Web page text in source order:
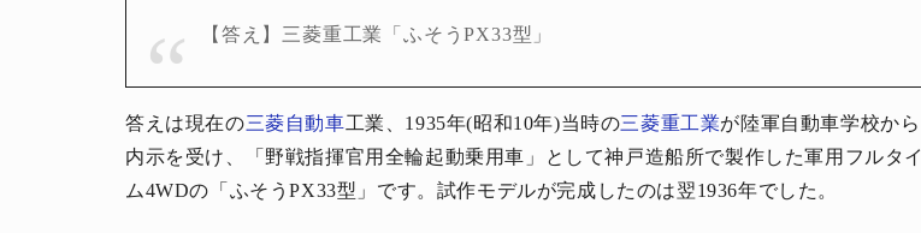
【答え】三菱重工業「ふそうPX33型」
答えは現在の三菱自動車工業、1935年(昭和10年)当時の三菱重工業が陸軍自動車学校から
内示を受け、「野戦指揮官用全輪起動乗用車」として神戸造船所で製作した軍用フルタイ
ム4WDの「ふそうPX33型」です。試作モデルが完成したのは翌1936年でした。